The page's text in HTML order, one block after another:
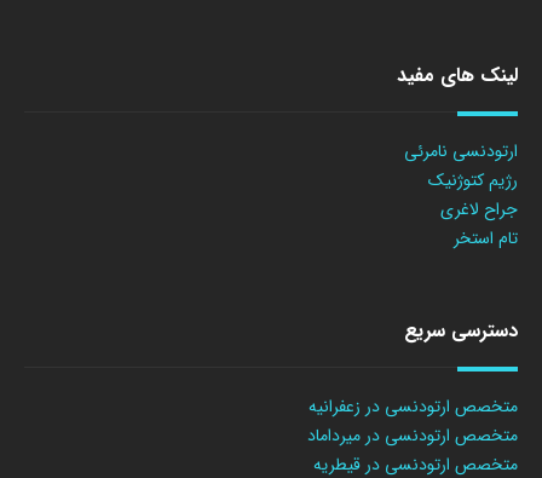
لینک های مفید
ارتودنسی نامرئی
رژیم کتوژنیک
جراح لاغری
تام استخر
دسترسی سریع
متخصص ارتودنسی در زعفرانیه
متخصص ارتودنسی در میرداماد
متخصص ارتودنسی در قیطریه